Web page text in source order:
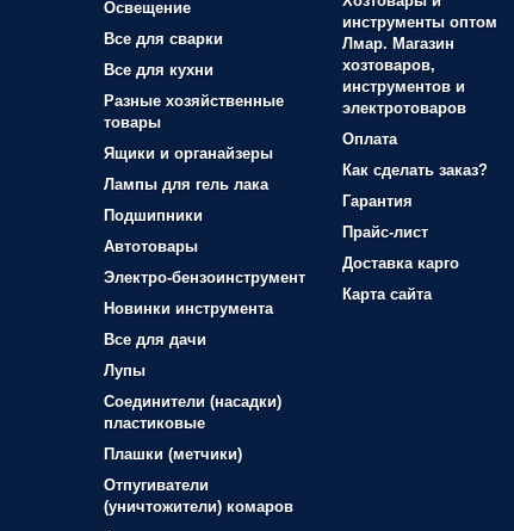
Освещение
Все для сварки
Все для кухни
Разные хозяйственные
товары
Ящики и органайзеры
Лампы для гель лака
Подшипники
Автотовары
Электро-бензоинструмент
Новинки инструмента
Все для дачи
Лупы
Соединители (насадки)
пластиковые
Плашки (метчики)
Отпугиватели
(уничтожители) комаров
инструменты оптом
Лмар. Магазин
хозтоваров,
инструментов и
электротоваров
Оплата
Как сделать заказ?
Гарантия
Прайс-лист
Доставка карго
Карта сайта